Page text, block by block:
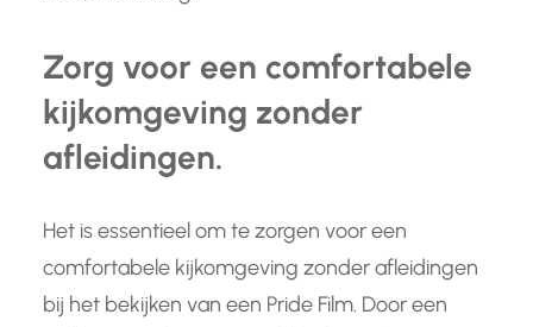
Zorg voor een comfortabele
kijkomgeving zonder
afleidingen.
Het is essentieel om te zorgen voor een
comfortabele kijkomgeving zonder afleidingen
bij het bekijken van een Pride Film. Door een